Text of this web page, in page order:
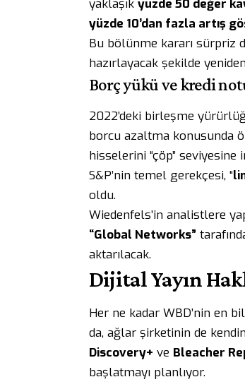
yaklaşık yüzde 50 değer
yüzde 10’dan fazla artış
Bu bölünme kararı sürpriz
hazırlayacak şekilde
Borç yükü ve kredi
2022’deki birleşme
borcu azaltma konusunda
hisselerini “çöp”
S&P’nin temel gerekçesi, “
oldu.
Wiedenfels’in analistlere
“Global Networks”
aktarılacak.
Dijital Yayın
Her ne kadar WBD’nin en
da, ağlar şirketinin de
Discovery+ ve Bleacher
başlatmayı planlıyor.